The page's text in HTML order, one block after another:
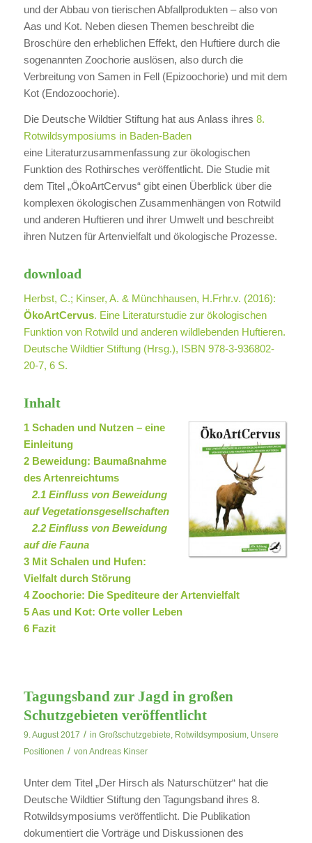
und der Abbau von tierischen Abfallprodukten – also von
Aas und Kot. Neben diesen Themen beschreibt die
Broschüre den erheblichen Effekt, den Huftiere durch die
sogenannten Zoochorie auslösen, also durch die
Verbreitung von Samen in Fell (Epizoochorie) und mit dem
Kot (Endozoochorie).
Die Deutsche Wildtier Stiftung hat aus Anlass ihres 8.
Rotwildsymposiums in Baden-Baden
eine Literaturzusammenfassung zur ökologischen
Funktion des Rothirsches veröffentlicht. Die Studie mit
dem Titel „ÖkoArtCervus“ gibt einen Überblick über die
komplexen ökologischen Zusammenhängen von Rotwild
und anderen Huftieren und ihrer Umwelt und beschreibt
ihren Nutzen für Artenvielfalt und ökologische Prozesse.
download
Herbst, C.; Kinser, A. & Münchhausen, H.Frhr.v. (2016):
ÖkoArtCervus. Eine Literaturstudie zur ökologischen
Funktion von Rotwild und anderen wildlebenden Huftieren.
Deutsche Wildtier Stiftung (Hrsg.), ISBN 978-3-936802-
20-7, 6 S.
Inhalt
1 Schaden und Nutzen – eine
Einleitung
2 Beweidung: Baumaßnahme
des Artenreichtums
2.1 Einfluss von Beweidung
auf Vegetationsgesellschaften
2.2 Einfluss von Beweidung
auf die Fauna
3 Mit Schalen und Hufen:
Vielfalt durch Störung
4 Zoochorie: Die Spediteure der Artenvielfalt
5 Aas und Kot: Orte voller Leben
6 Fazit
Tagungsband zur Jagd in großen
Schutzgebieten veröffentlicht
9. August 2017 / in Großschutzgebiete, Rotwildsymposium, Unsere
Positionen / von Andreas Kinser
Unter dem Titel „Der Hirsch als Naturschützer“ hat die
Deutsche Wildtier Stiftung den Tagungsband ihres 8.
Rotwildsymposiums veröffentlicht. Die Publikation
dokumentiert die Vorträge und Diskussionen des